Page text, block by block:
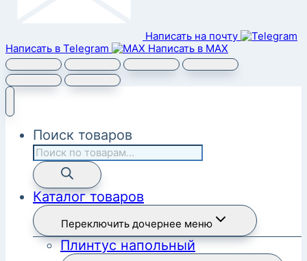
Написать на почту
Написать в Telegram
Написать в MAX
Поиск товаров
Каталог товаров
Переключить дочернее меню
Плинтус напольный